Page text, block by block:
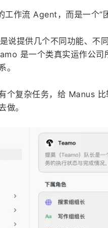
作流 Agent，而是一个“
说提供几个不同功能、不
是一个类真实运作公
。
个复杂任务，给 Manus
做。